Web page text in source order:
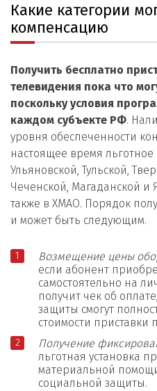
Какие категории
компенсацию
Получить бесплатно
телевидения пока что
поскольку условия
каждом субъекте РФ.
уровня обеспеченности
настоящее время
Ульяновской, Тульской,
Чеченской, Магаданской и
также в ХМАО. Порядок
и может быть следующим.
Возмещение цены
если абонент
самостоятельно на
получит чек об
защиты смогут
стоимости приставки
Получение
льготная установка
материальной
социальной защиты.